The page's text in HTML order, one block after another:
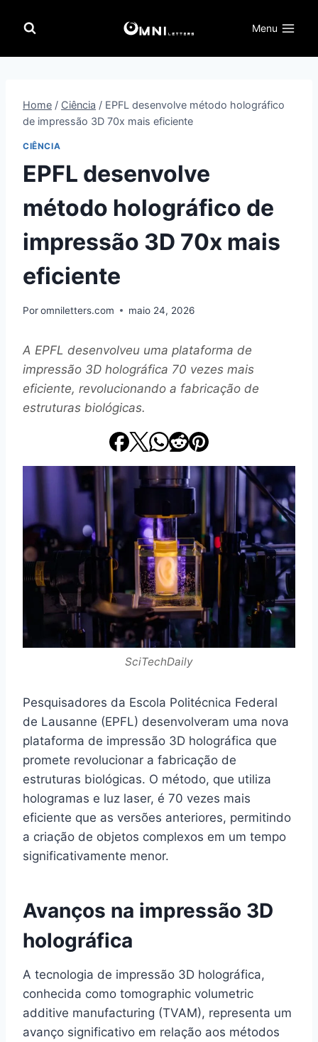
para
Menu
Home / Ciência / EPFL desenvolve método holográfico
de impressão 3D 70x mais eficiente
CIÊNCIA
EPFL desenvolve
método holográfico de
impressão 3D 70x mais
eficiente
Poromniletters.com maio 24, 2026
A EPFL desenvolveu uma plataforma de
impressão 3D holográfica 70 vezes mais
eficiente, revolucionando a fabricação de
estruturas biológicas.
SciTechDaily
Pesquisadores da Escola Politécnica Federal
de Lausanne (EPFL) desenvolveram uma nova
plataforma de impressão 3D holográfica que
promete revolucionar a fabricação de
estruturas biológicas. O método, que utiliza
hologramas e luz laser, é 70 vezes mais
eficiente que as versões anteriores, permitindo
a criação de objetos complexos em um tempo
significativamente menor.
Avanços na impressão 3D
holográfica
A tecnologia de impressão 3D holográfica,
conhecida como tomographic volumetric
additive manufacturing (TVAM), representa um
avanço significativo em relação aos métodos